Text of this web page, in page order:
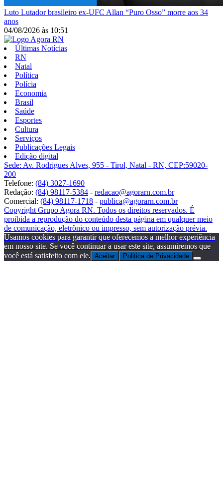
Luto Lutador brasileiro ex-UFC Allan “Puro Osso” morre aos 34
anos
04/08/2026 às 10:51
Últimas Notícias
RN
Natal
Política
Polícia
Economia
Brasil
Saúde
Esportes
Cultura
Serviços
Publicações Legais
Edição digital
Sede: Av. Rodrigues Alves, 955 - Tirol, Natal - RN, CEP:59020-
200
Telefone: (84) 3027-1690
Redação: (84) 98117-5384 - redacao@agorarn.com.br
Comercial: (84) 98117-1718 - publica@agorarn.com.br
Copyright Grupo Agora RN. Todos os direitos reservados. É
proibida a reprodução do conteúdo desta página em qualquer meio
de comunicação, eletrônico ou impresso, sem autorização prévia.
Usamos cookies para garantir que oferecemos a melhor experiência
em nosso site. Se você continuar a usar este site, assumiremos que
você está satisfeito com ele. Aceitar Politica de Privacidade